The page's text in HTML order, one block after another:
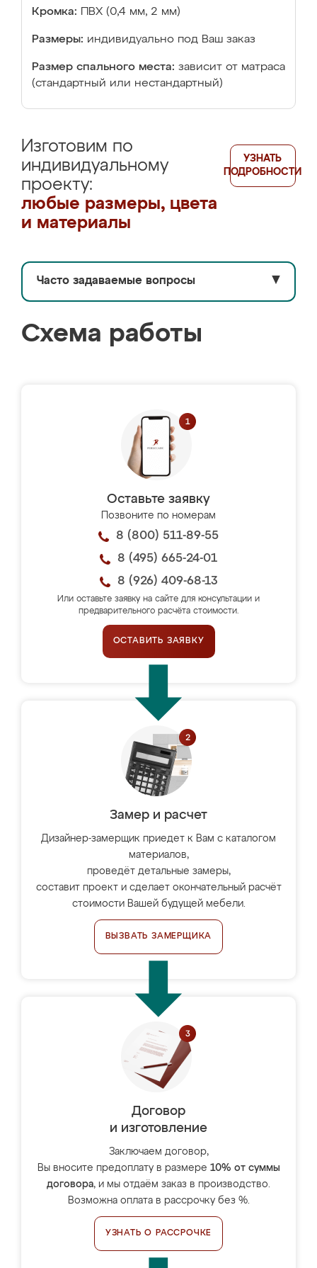
Кромка: ПВХ (0,4 мм, 2 мм)
Размеры: индивидуально под Ваш заказ
Размер спального места: зависит от матраса
(стандартный или нестандартный)
Изготовим по
индивидуальному
проекту:
любые размеры, цвета
и материалы
УЗНАТЬ
ПОДРОБНОСТИ
Часто задаваемые вопросы ▼
Схема работы
Оставьте заявку
Позвоните по номерам
8 (800) 511-89-55
8 (495) 665-24-01
8 (926) 409-68-13
Или оставьте заявку на сайте для консультации и
предварительного расчёта стоимости.
ОСТАВИТЬ ЗАЯВКУ
Замер и расчет
Дизайнер-замерщик приедет к Вам с каталогом
материалов,
проведёт детальные замеры,
составит проект и сделает окончательный расчёт
стоимости Вашей будущей мебели.
ВЫЗВАТЬ ЗАМЕРЩИКА
Договор
и изготовление
Заключаем договор,
Вы вносите предоплату в размере 10% от суммы
договора, и мы отдаём заказ в производство.
Возможна оплата в рассрочку без %.
УЗНАТЬ О РАССРОЧКЕ